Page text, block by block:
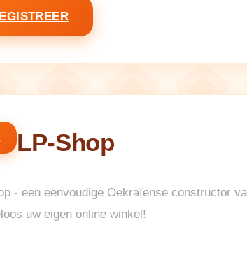
LP-Shop
- een eenvoudige Oekraïense constructor
uw eigen online winkel!